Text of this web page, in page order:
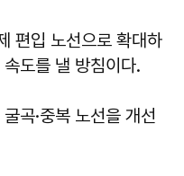
편입 노선으로 확대하
도를 낼 방침이다.
곡·중복 노선을 개선